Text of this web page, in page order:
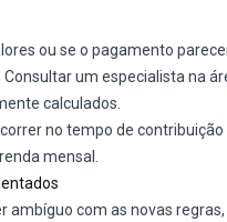
ou se o pagamento
um especialista na
calculados.
no tempo de
mensal.
ambíguo com as novas